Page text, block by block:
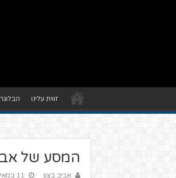
זווית עלינו
המסע של
אביב בצון 11 במאי 2017